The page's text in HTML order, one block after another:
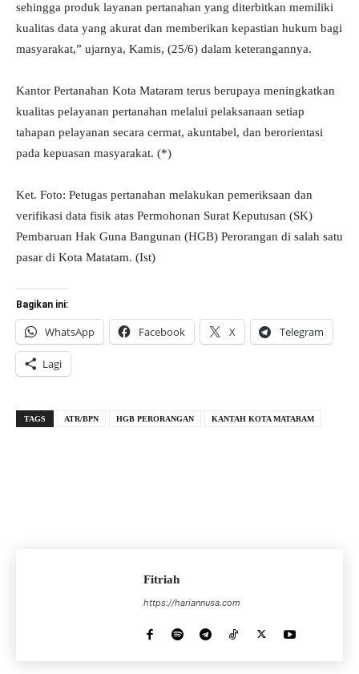
sehingga produk layanan pertanahan yang diterbitkan memiliki
kualitas data yang akurat dan memberikan kepastian hukum bagi
masyarakat,” ujarnya, Kamis, (25/6) dalam keterangannya.
Kantor Pertanahan Kota Mataram terus berupaya meningkatkan
kualitas pelayanan pertanahan melalui pelaksanaan setiap
tahapan pelayanan secara cermat, akuntabel, dan berorientasi
pada kepuasan masyarakat. (*)
Ket. Foto: Petugas pertanahan melakukan pemeriksaan dan
verifikasi data fisik atas Permohonan Surat Keputusan (SK)
Pembaruan Hak Guna Bangunan (HGB) Perorangan di salah satu
pasar di Kota Matatam. (Ist)
Bagikan ini:
WhatsApp Facebook X Telegram
Lagi
TAGS ATR/BPN HGB PERORANGAN KANTAH KOTA MATARAM
Fitriah
https://hariannusa.com